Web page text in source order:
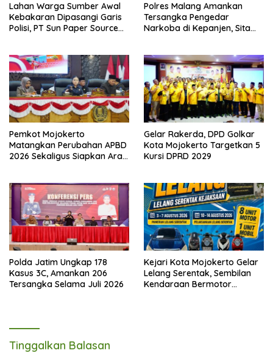
Lahan Warga Sumber Awal
Kebakaran Dipasangi Garis
Polisi, PT Sun Paper Source
Polres Malang Amankan
Tersangka Pengedar
Narkoba di Kepanjen, Sita
Pemkot Mojokerto
Matangkan Perubahan APBD
2026 Sekaligus Siapkan Arah
Gelar Rakerda, DPD Golkar
Kota Mojokerto Targetkan 5
Kursi DPRD 2029
Polda Jatim Ungkap 178
Kasus 3C, Amankan 206
Tersangka Selama Juli 2026
Kejari Kota Mojokerto Gelar
Lelang Serentak, Sembilan
Kendaraan Bermotor
Tinggalkan Balasan